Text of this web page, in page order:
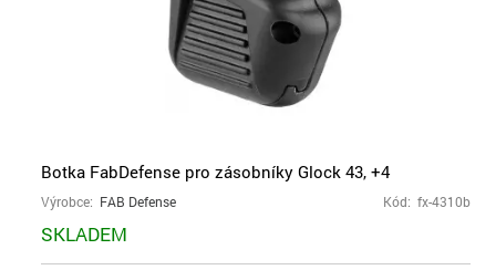
Botka FabDefense pro zásobníky Glock 43, +4
Výrobce: FAB Defense Kód: fx-4310b
SKLADEM